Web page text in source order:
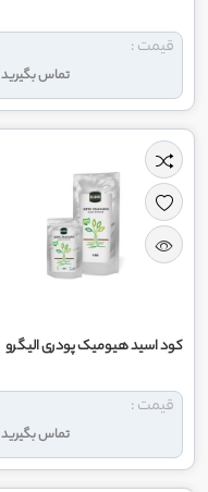
تماس بگیرید
قیمت :
کود اسید هیومیک پودری الیگرو
تماس بگیرید
قیمت :